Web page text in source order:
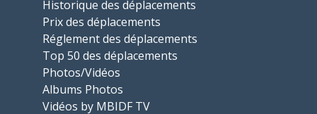
Historique des déplacements
Prix des déplacements
Réglement des déplacements
Top 50 des déplacements
Photos/Vidéos
Albums Photos
Vidéos by MBIDF TV